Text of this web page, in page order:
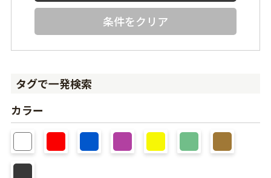
条件をクリア
タグで一発検索
カラー